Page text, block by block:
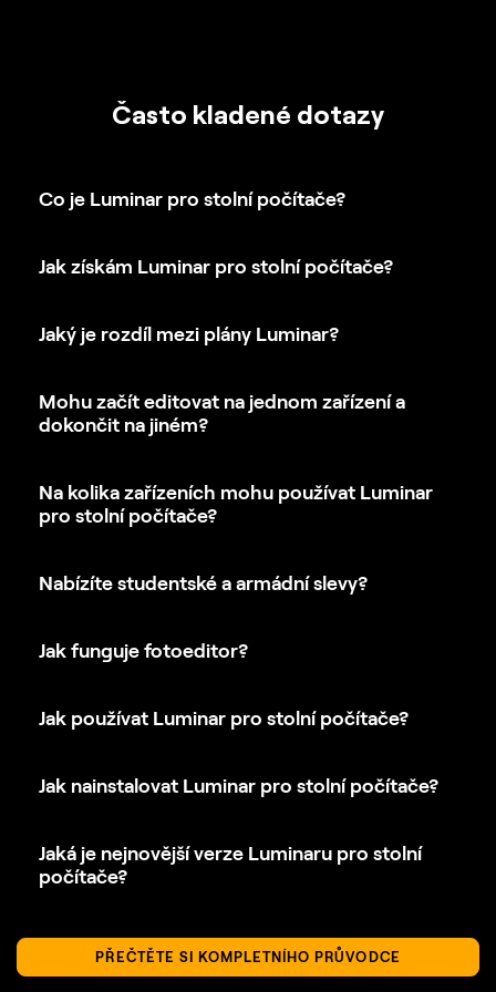
Často kladené dotazy
Co je Luminar pro stolní počítače?
Jak získám Luminar pro stolní počítače?
Jaký je rozdíl mezi plány Luminar?
Mohu začít editovat na jednom zařízení a
dokončit na jiném?
Na kolika zařízeních mohu používat Luminar
pro stolní počítače?
Nabízíte studentské a armádní slevy?
Jak funguje fotoeditor?
Jak používat Luminar pro stolní počítače?
Jak nainstalovat Luminar pro stolní počítače?
Jaká je nejnovější verze Luminaru pro stolní
počítače?
PŘEČTĚTE SI KOMPLETNÍHO PRŮVODCE